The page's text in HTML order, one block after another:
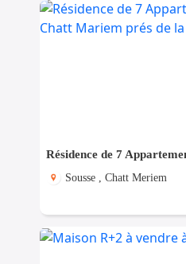
Sousse , Chatt Meriem